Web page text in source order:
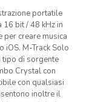
portatile
16 bit / 48 kHz in
per creare musica
iOS. M-Track Solo
tipo di sorgente
Crystal con
con qualsiasi
inoltre il